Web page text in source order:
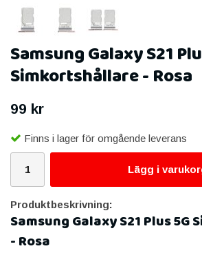
Samsung Galaxy S21
Simkortshållare - Rosa
99 kr
Finns i lager för omgående leverans
Lägg i
Produktbeskrivning:
Samsung Galaxy S21 Plus
- Rosa